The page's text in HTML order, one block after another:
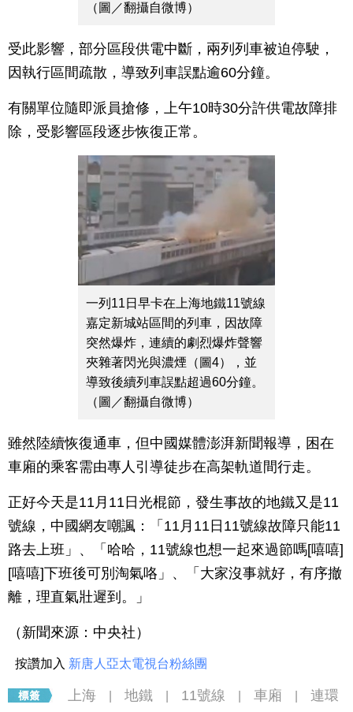
（圖／翻攝自微博）
受此影響，部分區段供電中斷，兩列列車被迫停駛，
因執行區間疏散，導致列車誤點逾60分鐘。
有關單位隨即派員搶修，上午10時30分許供電故障排
除，受影響區段逐步恢復正常。
一列11日早卡在上海地鐵11號線
嘉定新城站區間的列車，因故障
突然爆炸，連續的劇烈爆炸聲響
夾雜著閃光與濃煙（圖4），並
導致後續列車誤點超過60分鐘。
（圖／翻攝自微博）
雖然陸續恢復通車，但中國媒體澎湃新聞報導，困在
車廂的乘客需由專人引導徒步在高架軌道間行走。
正好今天是11月11日光棍節，發生事故的地鐵又是11
號線，中國網友嘲諷：「11月11日11號線故障只能11
路去上班」、「哈哈，11號線也想一起來過節嗎[嘻嘻]
[嘻嘻]下班後可別淘氣咯」、「大家沒事就好，有序撤
離，理直氣壯遲到。」
（新聞來源：中央社）
按讚加入 新唐人亞太電視台粉絲團
上海 地鐵 11號線 車廂
連環